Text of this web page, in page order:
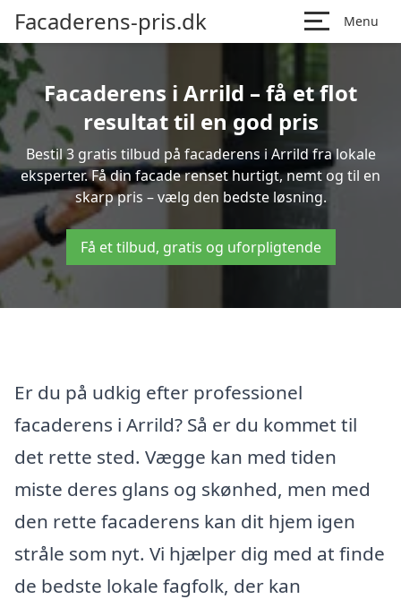
Facaderens-pris.dk Menu
Facaderens i Arrild – få et flot
resultat til en god pris
Bestil 3 gratis tilbud på facaderens i Arrild fra lokale
eksperter. Få din facade renset hurtigt, nemt og til en
skarp pris – vælg den bedste løsning.
Få et tilbud, gratis og uforpligtende
Er du på udkig efter professionel
facaderens i Arrild? Så er du kommet til
det rette sted. Vægge kan med tiden
miste deres glans og skønhed, men med
den rette facaderens kan dit hjem igen
stråle som nyt. Vi hjælper dig med at finde
de bedste lokale fagfolk, der kan